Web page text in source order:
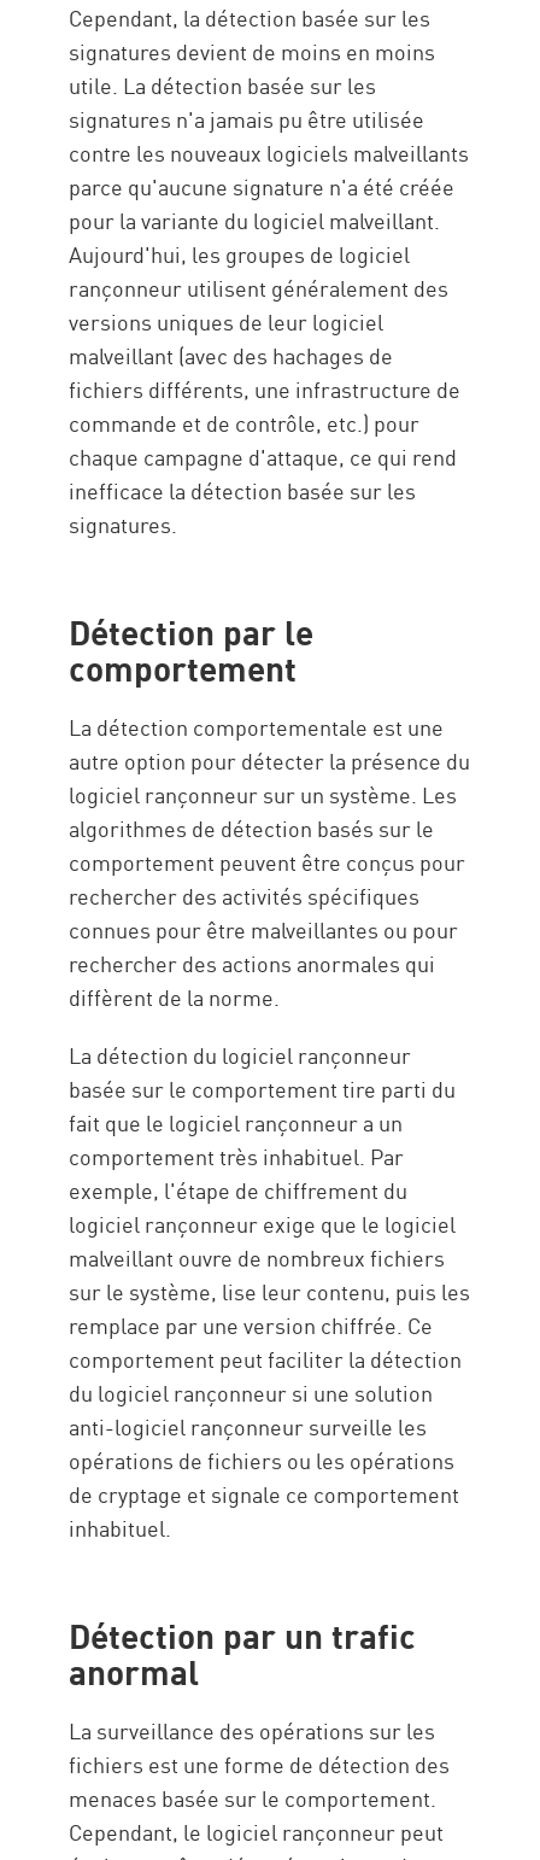
Cependant, la détection basée sur les
signatures devient de moins en moins
utile. La détection basée sur les
signatures n'a jamais pu être utilisée
contre les nouveaux logiciels malveillants
parce qu'aucune signature n'a été créée
pour la variante du logiciel malveillant.
Aujourd'hui, les groupes de logiciel
rançonneur utilisent généralement des
versions uniques de leur logiciel
malveillant (avec des hachages de
fichiers différents, une infrastructure de
commande et de contrôle, etc.) pour
chaque campagne d'attaque, ce qui rend
inefficace la détection basée sur les
signatures.
Détection par le
comportement
La détection comportementale est une
autre option pour détecter la présence du
logiciel rançonneur sur un système. Les
algorithmes de détection basés sur le
comportement peuvent être conçus pour
rechercher des activités spécifiques
connues pour être malveillantes ou pour
rechercher des actions anormales qui
diffèrent de la norme.
La détection du logiciel rançonneur
basée sur le comportement tire parti du
fait que le logiciel rançonneur a un
comportement très inhabituel. Par
exemple, l'étape de chiffrement du
logiciel rançonneur exige que le logiciel
malveillant ouvre de nombreux fichiers
sur le système, lise leur contenu, puis les
remplace par une version chiffrée. Ce
comportement peut faciliter la détection
du logiciel rançonneur si une solution
anti-logiciel rançonneur surveille les
opérations de fichiers ou les opérations
de cryptage et signale ce comportement
inhabituel.
Détection par un trafic
anormal
La surveillance des opérations sur les
fichiers est une forme de détection des
menaces basée sur le comportement.
Cependant, le logiciel rançonneur peut